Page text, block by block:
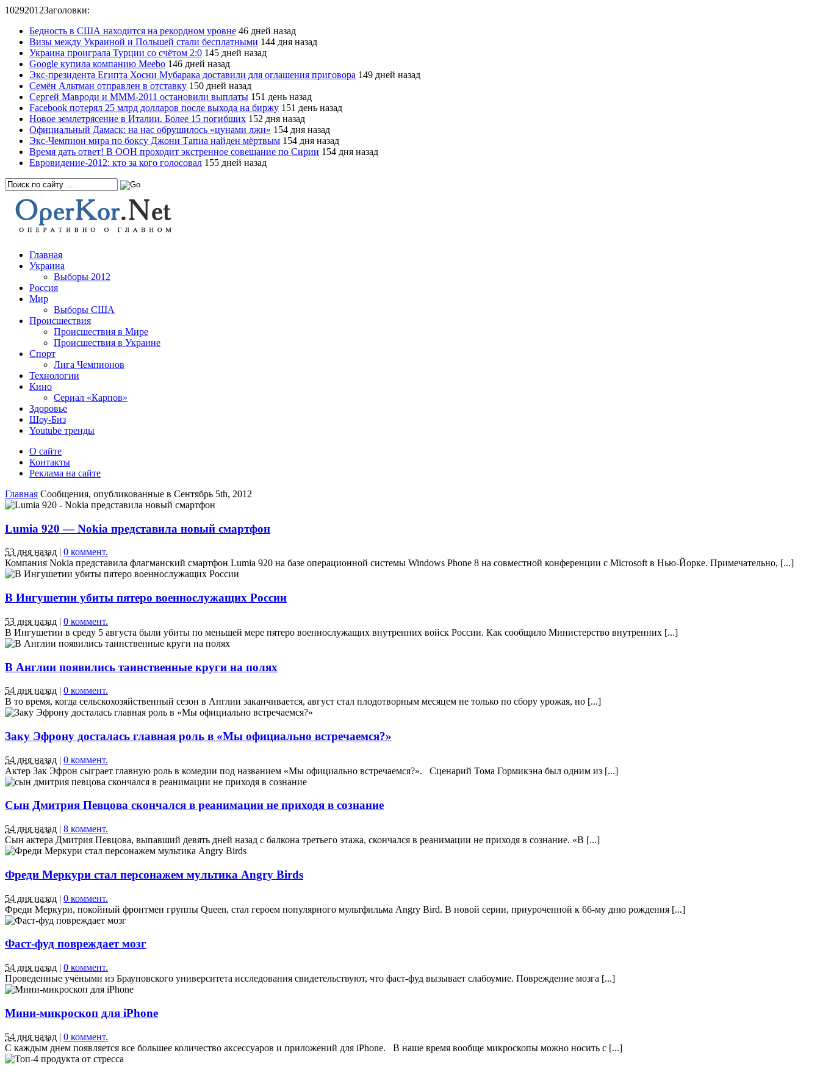
10292012Заголовки:
Бедность в США находится на рекордном уровне 46 дней назад
Визы между Украиной и Польшей стали бесплатными 144 дня назад
Украина проиграла Турции со счётом 2:0 145 дней назад
Google купила компанию Meebo 146 дней назад
Экс-президента Египта Хосни Мубарака доставили для оглашения приговора 149 дней назад
Семён Альтман отправлен в отставку 150 дней назад
Сергей Мавроди и МММ-2011 остановили выплаты 151 день назад
Facebook потерял 25 млрд долларов после выхода на биржу 151 день назад
Новое землетрясение в Италии. Более 15 погибших 152 дня назад
Официальный Дамаск: на нас обрушилось «цунами лжи» 154 дня назад
Экс-Чемпион мира по боксу Джони Тапиа найден мёртвым 154 дня назад
Время дать ответ! В ООН проходит экстренное совещание по Сирии 154 дня назад
Евровидение-2012: кто за кого голосовал 155 дней назад
Главная
Украина
Выборы 2012
Россия
Мир
Выборы США
Происшествия
Происшествия в Мире
Происшествия в Украине
Спорт
Лига Чемпионов
Технологии
Кино
Сериал «Карпов»
Здоровье
Шоу-Биз
Youtube тренды
О сайте
Контакты
Реклама на сайте
Главная Сообщения, опубликованные в Сентябрь 5th, 2012
Lumia 920 — Nokia представила новый смартфон
53 дня назад | 0 коммент.
Компания Nokia представила флагманский смартфон Lumia 920 на базе операционной системы Windows Phone 8 на совместной конференции с Microsoft в Нью-Йорке. Примечательно, [...]
В Ингушетии убиты пятеро военнослужащих России
53 дня назад | 0 коммент.
В Ингушетии в среду 5 августа были убиты по меньшей мере пятеро военнослужащих внутренних войск России. Как сообщило Министерство внутренних [...]
В Англии появились таинственные круги на полях
54 дня назад | 0 коммент.
В то время, когда сельскохозяйственный сезон в Англии заканчивается, август стал плодотворным месяцем не только по сбору урожая, но [...]
Заку Эфрону досталась главная роль в «Мы официально встречаемся?»
54 дня назад | 0 коммент.
Актер Зак Эфрон сыграет главную роль в комедии под названием «Мы официально встречаемся?». Сценарий Тома Гормикэна был одним из [...]
Cын Дмитрия Певцова скончался в реанимации не приходя в сознание
54 дня назад | 8 коммент.
Сын актера Дмитрия Певцова, выпавший девять дней назад с балкона третьего этажа, скончался в реанимации не приходя в сознание. «В [...]
Фреди Меркури стал персонажем мультика Angry Birds
54 дня назад | 0 коммент.
Фреди Меркури, покойный фронтмен группы Queen, стал героем популярного мультфильма Angry Bird. В новой серии, приуроченной к 66-му дню рождения [...]
Фаст-фуд повреждает мозг
54 дня назад | 0 коммент.
Проведенные учёными из Брауновского университета исследования свидетельствуют, что фаст-фуд вызывает слабоумие. Повреждение мозга [...]
Мини-микроскоп для iPhone
54 дня назад | 0 коммент.
С каждым днем появляется все большее количество аксессуаров и приложений для iPhone. В наше время вообще микроскопы можно носить с [...]